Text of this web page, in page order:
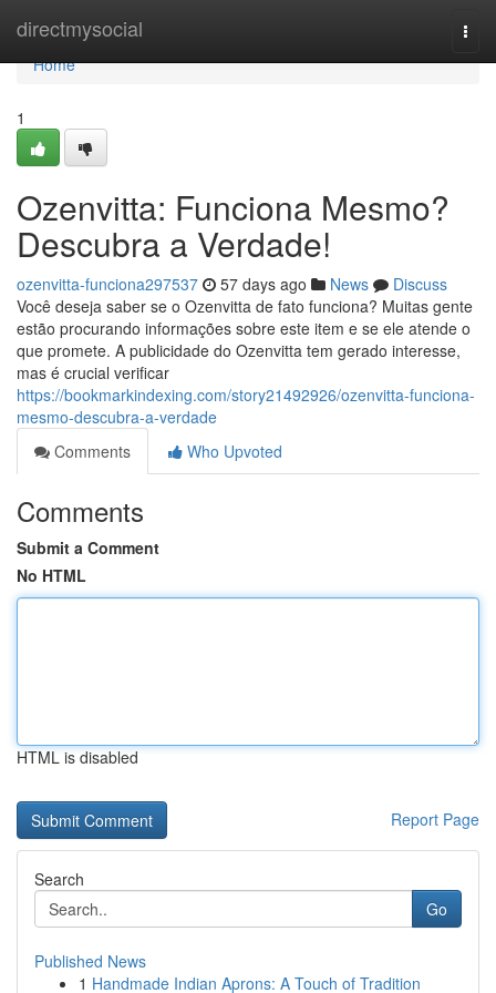
directmysocial
Home
Home
1
Ozenvitta: Funciona Mesmo?
Descubra a Verdade!
ozenvitta-funciona297537 57 days ago News
Discuss
Você deseja saber se o Ozenvitta de fato funciona? Muitas gente
estão procurando informações sobre este item e se ele atende o
que promete. A publicidade do Ozenvitta tem gerado interesse,
mas é crucial verificar
https://bookmarkindexing.com/story21492926/ozenvitta-funciona-
mesmo-descubra-a-verdade
Comments
Who Upvoted
Comments
Submit a Comment
No HTML
HTML is disabled
Report Page
Search
Go
Published News
1 Handmade Indian Aprons: A Touch of Tradition